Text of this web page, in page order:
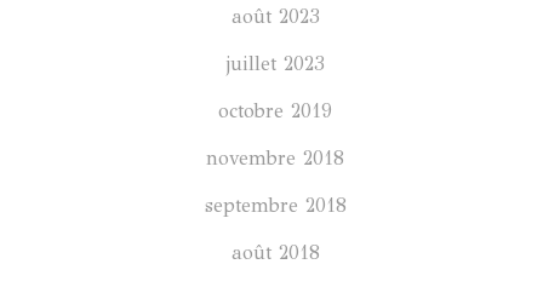
août 2023
juillet 2023
octobre 2019
novembre 2018
septembre 2018
août 2018